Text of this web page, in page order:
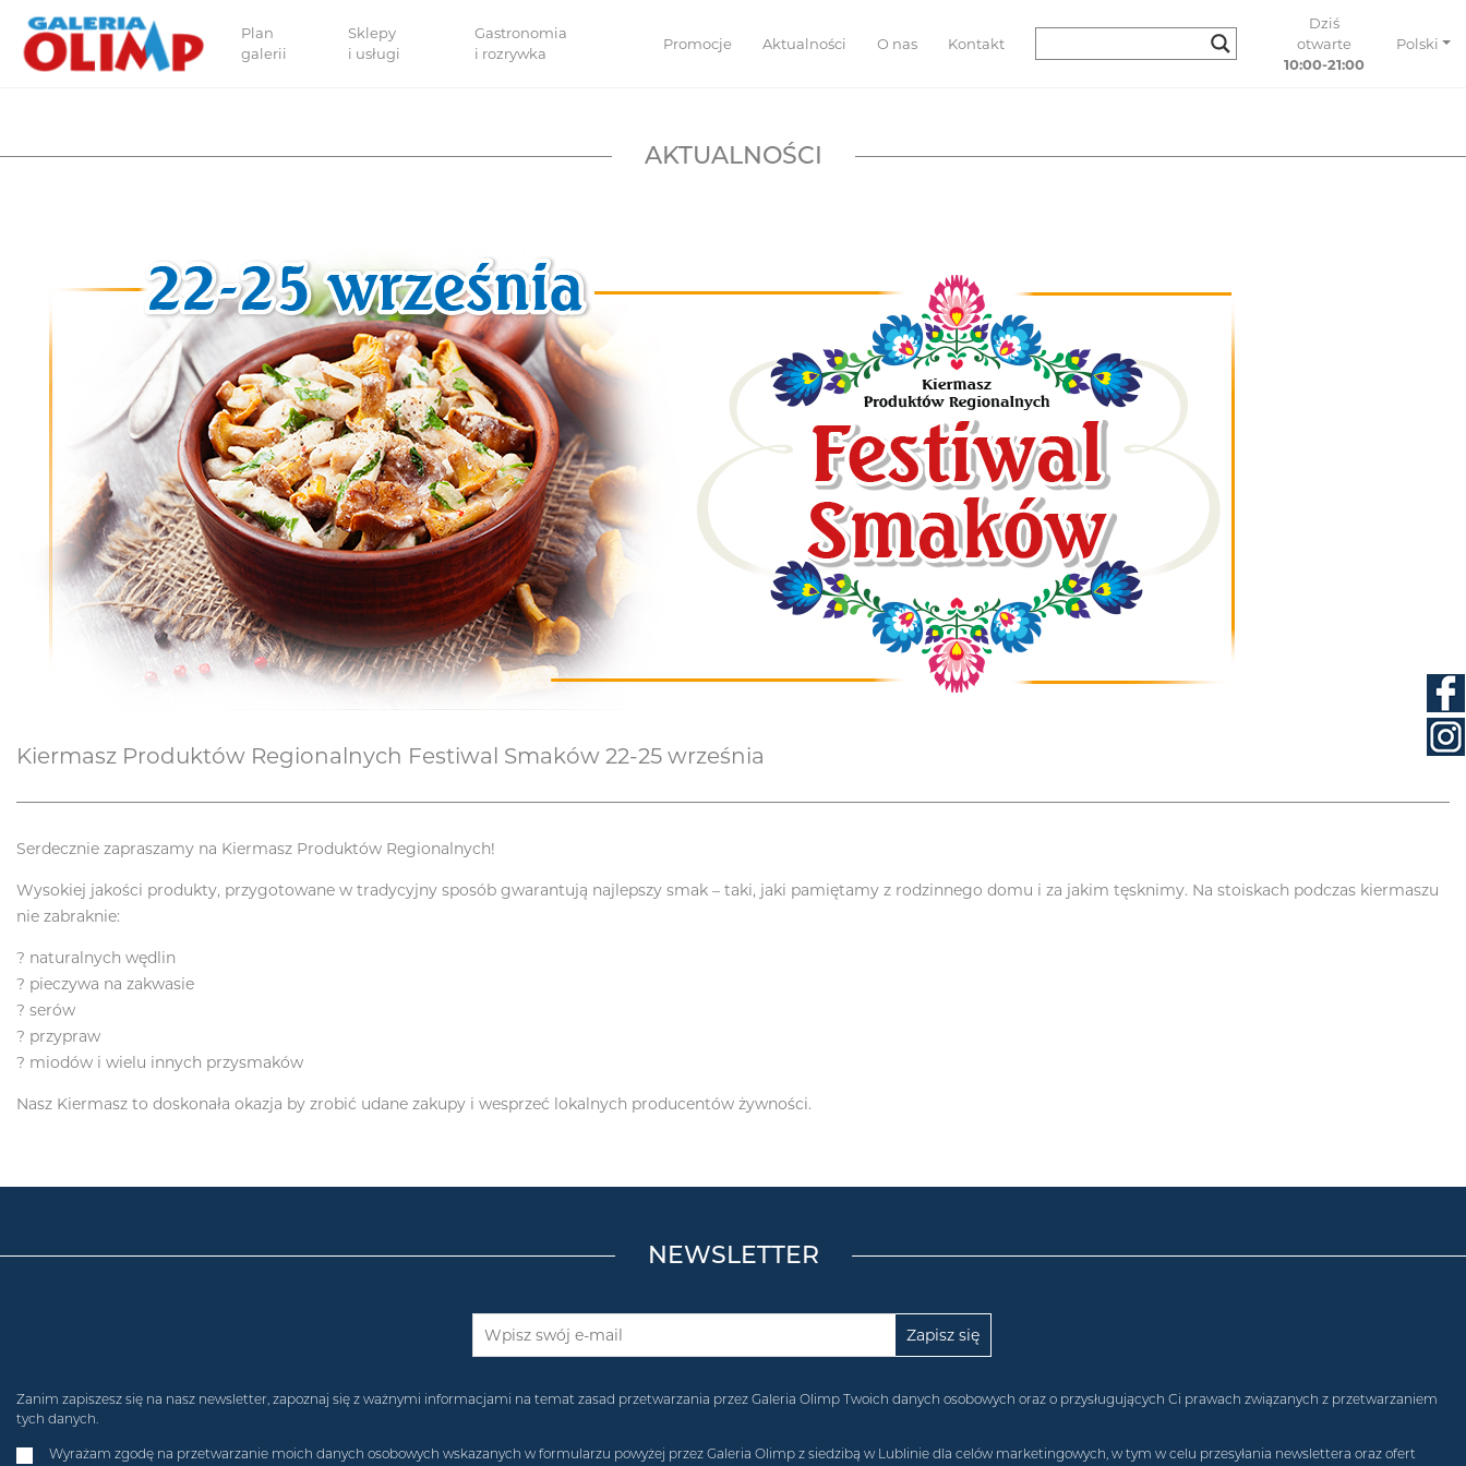
Plan
galerii
Sklepy
i usługi
Gastronomia
i rozrywka
Promocje Aktualności O nas Kontakt
Dziś
otwarte
10:00-21:00
Polski
AKTUALNOŚCI
Kiermasz Produktów Regionalnych Festiwal Smaków 22-25 września
Serdecznie zapraszamy na Kiermasz Produktów Regionalnych!
Wysokiej jakości produkty, przygotowane w tradycyjny sposób gwarantują najlepszy smak – taki, jaki pamiętamy z rodzinnego domu i za jakim tęsknimy. Na stoiskach podczas kiermaszu
nie zabraknie:
? naturalnych wędlin
? pieczywa na zakwasie
? serów
? przypraw
? miodów i wielu innych przysmaków
Nasz Kiermasz to doskonała okazja by zrobić udane zakupy i wesprzeć lokalnych producentów żywności.
NEWSLETTER
Zanim zapiszesz się na nasz newsletter, zapoznaj się z ważnymi informacjami na temat zasad przetwarzania przez Galeria Olimp Twoich danych osobowych oraz o przysługujących Ci prawach związanych z przetwarzaniem
tych danych.
Wyrażam zgodę na przetwarzanie moich danych osobowych wskazanych w formularzu powyżej przez Galeria Olimp z siedzibą w Lublinie dla celów marketingowych, w tym w celu przesyłania newslettera oraz ofert